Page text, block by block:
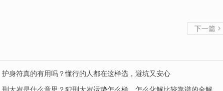
下一篇 
护身符真的有用吗？懂行的人都在这样选，避坑又安心